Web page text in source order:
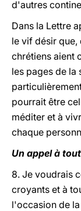
d'autres
Dans la Lettre
le vif désir
chrétiens aient
les pages de la
pourrait être
méditer et à
chaque
Un appel à
8. Je voudrais
croyants et à
l'occasion de